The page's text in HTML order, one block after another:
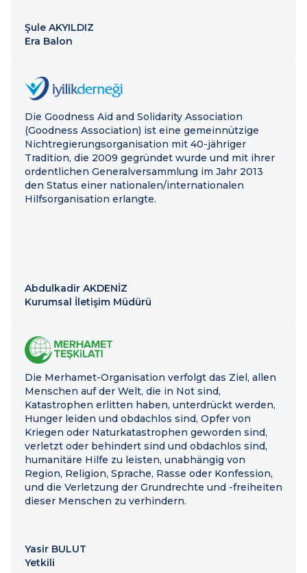
Şule AKYILDIZ
Era Balon
Die Goodness Aid and Solidarity Association
(Goodness Association) ist eine gemeinnützige
Nichtregierungsorganisation mit 40-jähriger
Tradition, die 2009 gegründet wurde und mit ihrer
ordentlichen Generalversammlung im Jahr 2013
den Status einer nationalen/internationalen
Hilfsorganisation erlangte.
Abdulkadir AKDENİZ
Kurumsal İletişim Müdürü
Die Merhamet-Organisation verfolgt das Ziel, allen
Menschen auf der Welt, die in Not sind,
Katastrophen erlitten haben, unterdrückt werden,
Hunger leiden und obdachlos sind, Opfer von
Kriegen oder Naturkatastrophen geworden sind,
verletzt oder behindert sind und obdachlos sind,
humanitäre Hilfe zu leisten, unabhängig von
Region, Religion, Sprache, Rasse oder Konfession,
und die Verletzung der Grundrechte und -freiheiten
dieser Menschen zu verhindern.
Yasir BULUT
Yetkili